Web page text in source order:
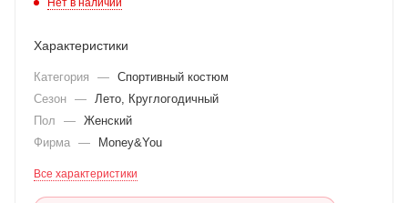
Характеристики
Категория — Спортивный костюм
Сезон —
Лето, Круглогодичный
Пол
— Женский
Фирма — Money&You
Все характеристики